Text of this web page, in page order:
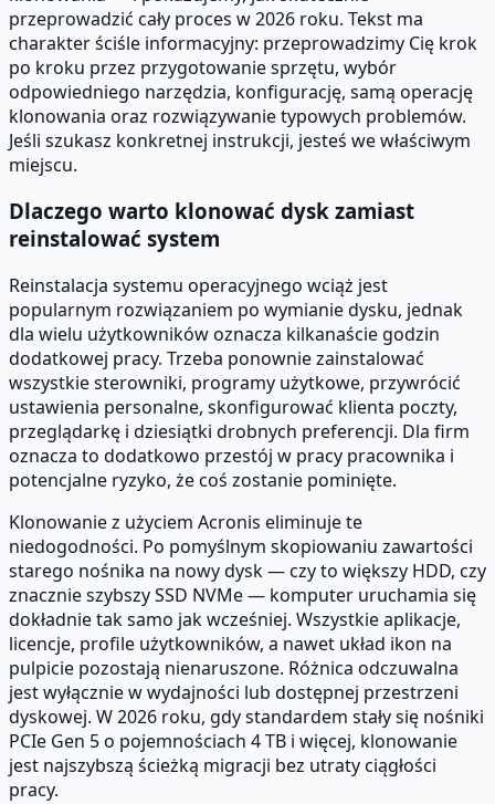
przeprowadzić cały proces w 2026 roku. Tekst ma
charakter ściśle informacyjny: przeprowadzimy Cię krok
po kroku przez przygotowanie sprzętu, wybór
odpowiedniego narzędzia, konfigurację, samą operację
klonowania oraz rozwiązywanie typowych problemów.
Jeśli szukasz konkretnej instrukcji, jesteś we właściwym
miejscu.
Dlaczego warto klonować dysk zamiast
reinstalować system
Reinstalacja systemu operacyjnego wciąż jest
popularnym rozwiązaniem po wymianie dysku, jednak
dla wielu użytkowników oznacza kilkanaście godzin
dodatkowej pracy. Trzeba ponownie zainstalować
wszystkie sterowniki, programy użytkowe, przywrócić
ustawienia personalne, skonfigurować klienta poczty,
przeglądarkę i dziesiątki drobnych preferencji. Dla firm
oznacza to dodatkowo przestój w pracy pracownika i
potencjalne ryzyko, że coś zostanie pominięte.
Klonowanie z użyciem Acronis eliminuje te
niedogodności. Po pomyślnym skopiowaniu zawartości
starego nośnika na nowy dysk — czy to większy HDD, czy
znacznie szybszy SSD NVMe — komputer uruchamia się
dokładnie tak samo jak wcześniej. Wszystkie aplikacje,
licencje, profile użytkowników, a nawet układ ikon na
pulpicie pozostają nienaruszone. Różnica odczuwalna
jest wyłącznie w wydajności lub dostępnej przestrzeni
dyskowej. W 2026 roku, gdy standardem stały się nośniki
PCIe Gen 5 o pojemnościach 4 TB i więcej, klonowanie
jest najszybszą ścieżką migracji bez utraty ciągłości
pracy.